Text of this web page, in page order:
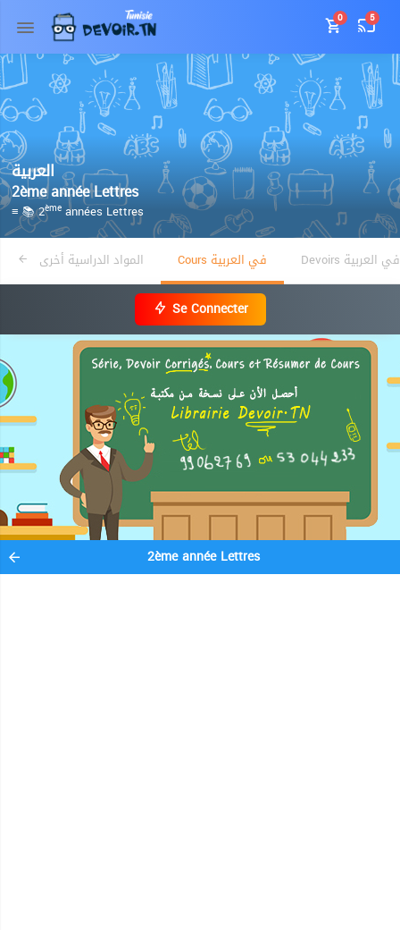
0 5
العربية
2ème année Lettres
≡ 📚 2ème années Lettres
المواد الدراسية أخرى Cours في العربية Devoirs في العربية
Se Connecter
2ème année Lettres